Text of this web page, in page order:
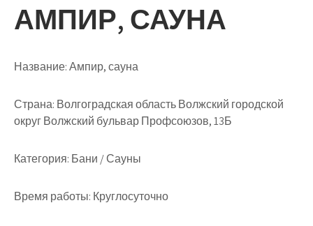
АМПИР, САУНА
Название:Ампир, сауна
Страна: Волгоградская область Волжский городской
округ Волжский бульвар Профсоюзов, 13Б
Категория: Бани / Сауны
Время работы: Круглосуточно